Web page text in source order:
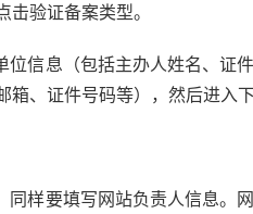
验证备案类型。
位信息（包括主办人姓名、证
箱、证件号码等），然后进入
同样要填写网站负责人信息。